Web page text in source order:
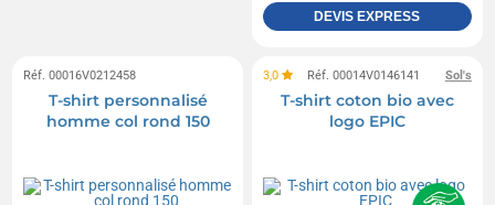
DEVIS EXPRESS
Réf. 00016V0212458
T-shirt personnalisé
homme col rond 150
Sol's
3,0 Réf. 00014V0146141
T-shirt coton bio avec
logo EPIC